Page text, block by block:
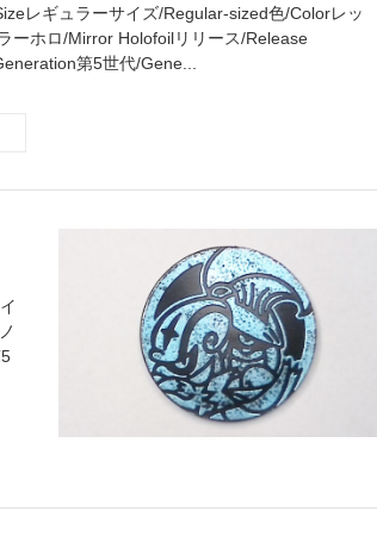
レギュラーサイズ/Regular-sized色/Colorレッ
ーホロ/Mirror Holofoilリリース/Release
第5世代/Gene...